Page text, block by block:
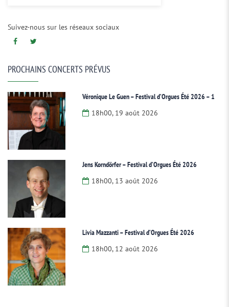
Suivez-nous sur les réseaux sociaux
PROCHAINS CONCERTS PRÉVUS
Véronique Le Guen – Festival d’Orgues Été 2026 – 1
18h00, 19 août 2026
Jens Korndörfer – Festival d’Orgues Été 2026
18h00, 13 août 2026
Livia Mazzanti – Festival d’Orgues Été 2026
18h00, 12 août 2026